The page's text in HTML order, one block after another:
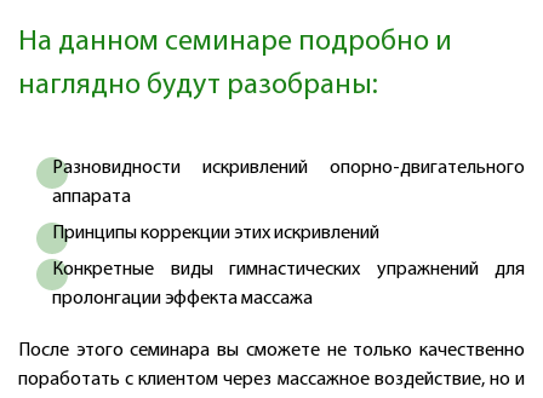
На данном семинаре подробно и
наглядно будут разобраны:
Разновидности искривлений опорно-двигательного
аппарата
Принципы коррекции этих искривлений
Конкретные виды гимнастических упражнений для
пролонгации эффекта массажа
После этого семинара вы сможете не только качественно
поработать с клиентом через массажное воздействие, но и